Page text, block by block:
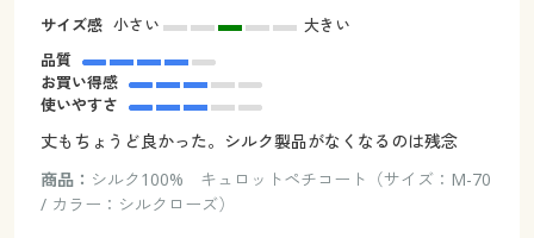
サイズ感 小さい
大きい
品質
お買い得感
使いやすさ
丈もちょうど良かった。シルク製品がなくなるのは残念
商品： シルク100% キュロットペチコート（サイズ：M-70
/ カラー：シルクローズ）